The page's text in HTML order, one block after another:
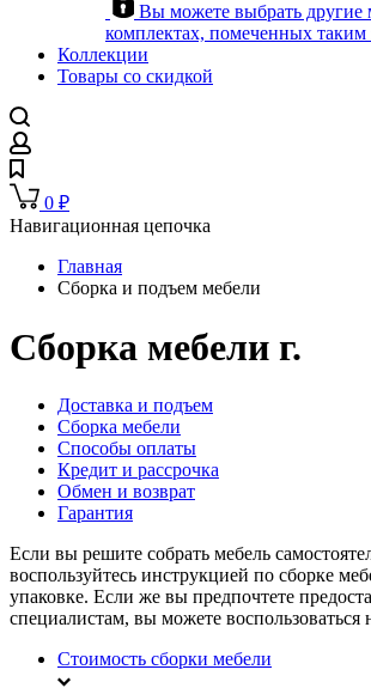
Вы можете выбрать другие
комплектах, помеченных таким
Коллекции
Товары со скидкой
0 ₽
Навигационная цепочка
Главная
Сборка и подъем мебели
Сборка мебели г.
Доставка и подъем
Сборка мебели
Способы оплаты
Кредит и рассрочка
Обмен и возврат
Гарантия
Если вы решите собрать мебель
воспользуйтесь инструкцией по сборке
упаковке. Если же вы предпочтете
специалистам, вы можете
Стоимость сборки мебели